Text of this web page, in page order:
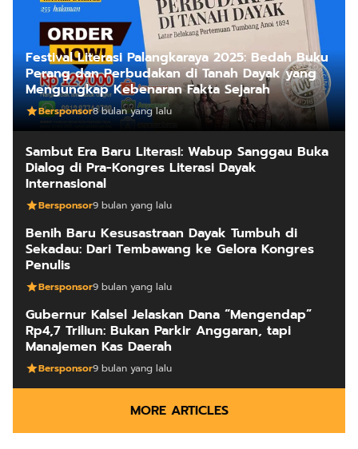
Festival Literasi Palangkaraya 2025: Bedah Buku
Perang dan Perbudakan di Tanah Dayak yang
Mengungkap Kebenaran Fakta Sejarah
Bersponsor8 bulan yang lalu
Sambut Era Baru Literasi: Wabup Sanggau Buka
Dialog di Pra-Kongres Literasi Dayak
Internasional
Bersponsor9 bulan yang lalu
Benih Baru Kesusastraan Dayak Tumbuh di
Sekadau: Dari Tembawang ke Gelora Kongres
Penulis
Bersponsor9 bulan yang lalu
Gubernur Kalsel Jelaskan Dana “Mengendap”
Rp4,7 Triliun: Bukan Parkir Anggaran, tapi
Manajemen Kas Daerah
Bersponsor9 bulan yang lalu
MORE ARTICLES